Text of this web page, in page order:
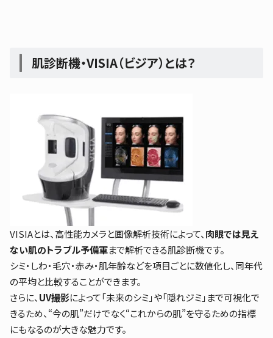
肌診断機・VISIA（ビジア）とは？
VISIAとは、高性能カメラと画像解析技術によって、 肉眼では見え
ない肌のトラブル予備軍まで解析できる肌診断機です。
シミ・しわ・毛穴・赤み・肌年齢などを項目ごとに数値化し、同年代
の平均と比較することができます。
さらに、 UV撮影によって「未来のシミ」や「隠れジミ」まで可視化で
きるため、“今の肌”だけでなく“これからの肌”を守るための指標
にもなるのが大きな魅力です。